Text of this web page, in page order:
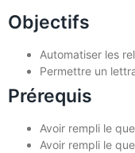
Objectifs
Automatiser les
Permettre un
Prérequis
Avoir rempli le
Avoir rempli le